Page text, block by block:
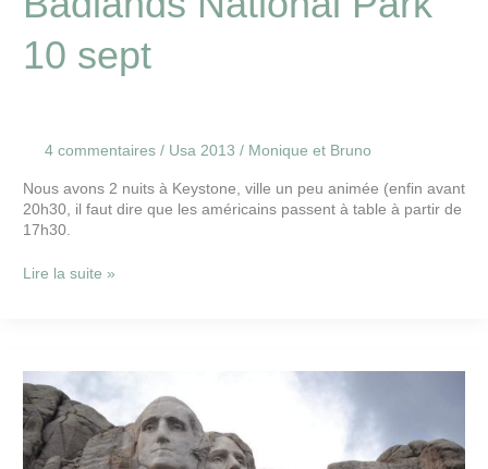
10 sept
4 commentaires / Usa 2013 / Monique et Bruno
Nous avons 2 nuits à Keystone, ville un peu animée (enfin avant
20h30, il faut dire que les américains passent à table à partir de
17h30.
Lire la suite »
Mont
Rushmore
9
sept